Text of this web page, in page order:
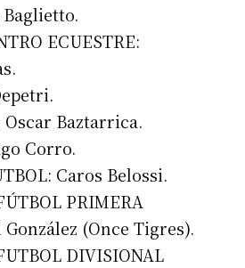
ECUESTRE:
Oscar Baztarrica.
Corro.
Caros Belossi.
PRIMERA
(Once Tigres).
DIVISIONAL